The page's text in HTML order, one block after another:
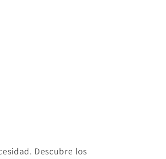
Descubre los